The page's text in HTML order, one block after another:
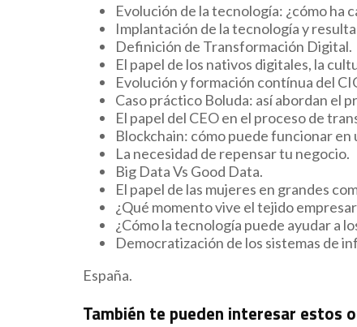
Evolución de la tecnología: ¿cómo ha
Implantación de la tecnología y
Definición de Transformación Digital.
El papel de los nativos digitales, la
Evolución y formación contínua del
Caso práctico Boluda: así abordan el
El papel del CEO en el proceso de
Blockchain: cómo puede funcionar en
La necesidad de repensar tu negocio.
Big Data Vs Good Data.
El papel de las mujeres en grandes
¿Qué momento vive el tejido
¿Cómo la tecnología puede ayudar a
Democratización de los sistemas de
España.
También te pueden interesar estos